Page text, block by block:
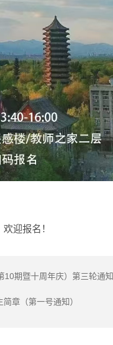
迎报名！
10期暨十周年庆）第三轮通知
章（第一号通知）